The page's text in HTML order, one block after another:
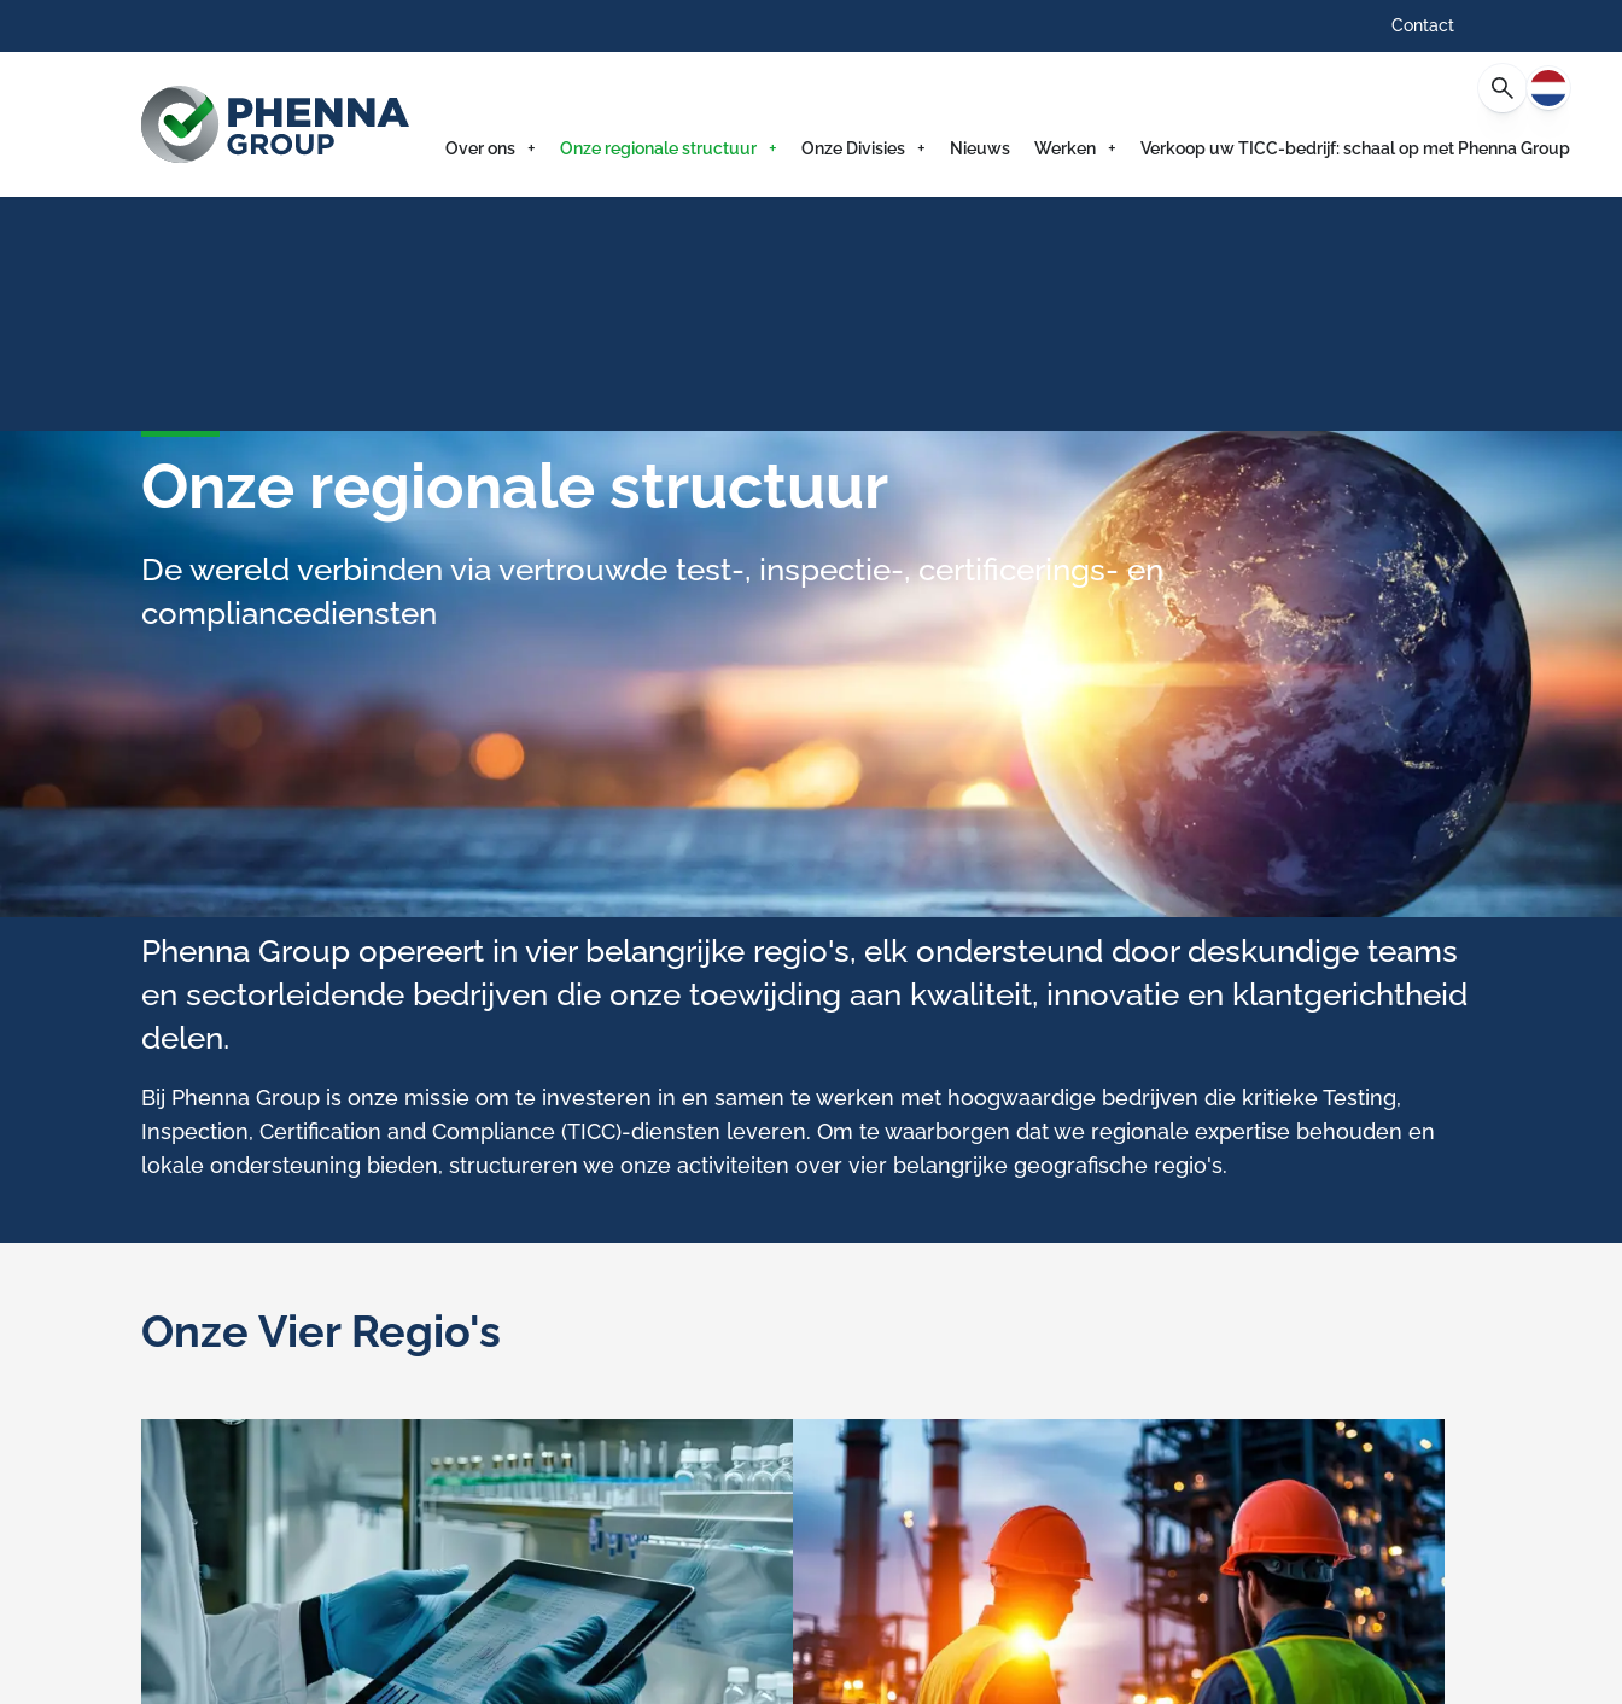
Contact
Over ons Onze regionale structuur Onze Divisies Nieuws Werken Verkoop uw TICC-bedrijf: schaal op met Phenna Group
Onze regionale structuur
De wereld verbinden via vertrouwde test-, inspectie-, certificerings- en
compliancediensten
Phenna Group opereert in vier belangrijke regio's, elk ondersteund door deskundige teams
en sectorleidende bedrijven die onze toewijding aan kwaliteit, innovatie en klantgerichtheid
delen.
Bij Phenna Group is onze missie om te investeren in en samen te werken met hoogwaardige bedrijven die kritieke Testing,
Inspection, Certification and Compliance (TICC)-diensten leveren. Om te waarborgen dat we regionale expertise behouden en
lokale ondersteuning bieden, structureren we onze activiteiten over vier belangrijke geografische regio's.
Onze Vier Regio's